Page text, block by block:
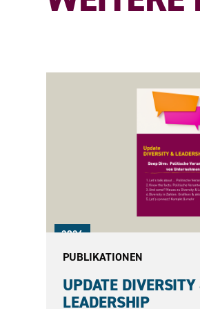
2026
PUBLIKATIONEN
UPDATE
LEADERSHIP